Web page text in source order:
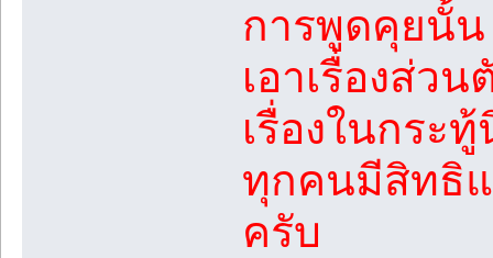
การพูดคุยนั้
เอาเรื่องส่ว
เรื่องในกระ
ทุกคนมีสิทธิ
ครับ